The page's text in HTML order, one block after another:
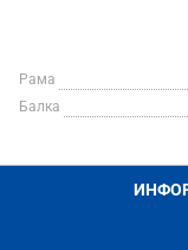
Рама
Балка